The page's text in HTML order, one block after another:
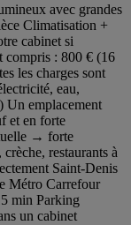
avec grandes
Climatisation +
cabinet si
compris : 800 € (16
les charges sont
eau,
Un emplacement
et en forte
→ forte
restaurants à
Saint-Denis
Métro Carrefour
min Parking
un cabinet